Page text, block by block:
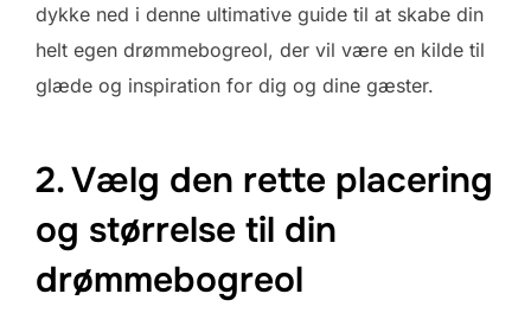
dykke ned i denne ultimative guide til at skabe din
helt egen drømmebogreol, der vil være en kilde til
glæde og inspiration for dig og dine gæster.
2. Vælg den rette placering
og størrelse til din
drømmebogreol